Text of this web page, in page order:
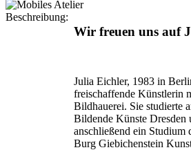
Beschreibung:
Wir freuen uns auf
Julia Eichler, 1983 in
freischaffende Künstlerin
Bildhauerei. Sie studierte
Bildende Künste Dresden
anschließend ein Studium
Burg Giebichenstein